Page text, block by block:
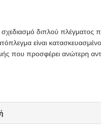
διπλού πλέγματος
είναι
που προσφέρει ανώτερη